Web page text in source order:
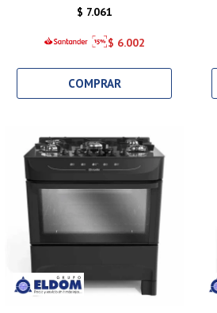
$ 7.061
$ 6.002